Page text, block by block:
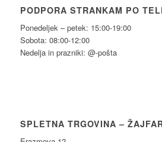
PODPORA STRANKAM PO
Ponedeljek – petek: 15:00-19:00
Sobota: 08:00-12:00
Nedelja in prazniki: @-pošta
SPLETNA TRGOVINA –